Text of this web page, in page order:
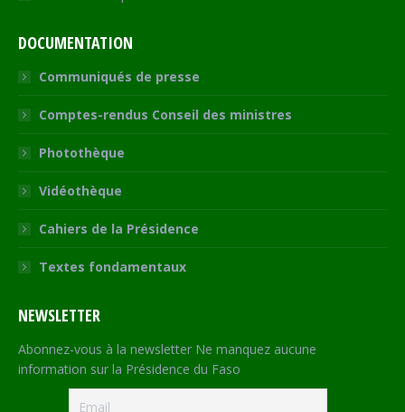
DOCUMENTATION
Communiqués de presse
Comptes-rendus Conseil des ministres
Photothèque
Vidéothèque
Cahiers de la Présidence
Textes fondamentaux
NEWSLETTER
Abonnez-vous à la newsletter Ne manquez aucune
information sur la Présidence du Faso